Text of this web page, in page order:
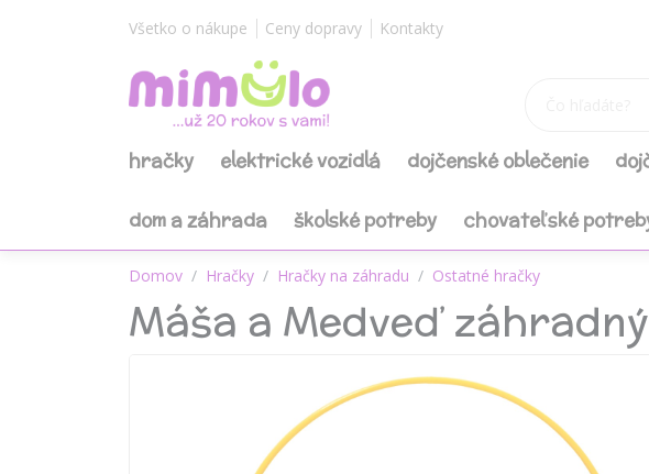
Všetko o nákupe Ceny dopravy Kontakty
hračky elektrické vozidlá dojčenské oblečenie
dom a záhrada školské potreby chovateľské
Domov Hračky Hračky na záhradu Ostatné hračky
Máša a Medveď